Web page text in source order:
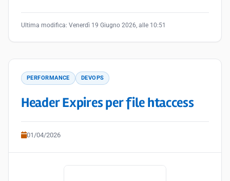
Ultima modifica: Venerdì 19 Giugno 2026, alle 10:51
PERFORMANCE DEVOPS
Header Expires per file htaccess
01/04/2026